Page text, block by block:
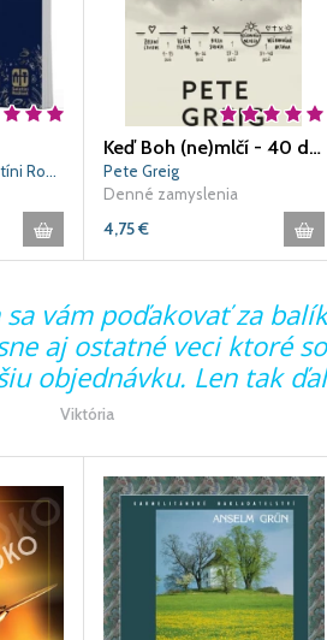
Ľubomír Valient - Saletíni Rozkvet
Keď Boh (ne)mlčí - 40 denných zamyslení
Pete Greig
Denné zamyslenia
4,75€
vám poďakovať za
aj ostatné veci ktoré
objednávku. Len tak
Viktória